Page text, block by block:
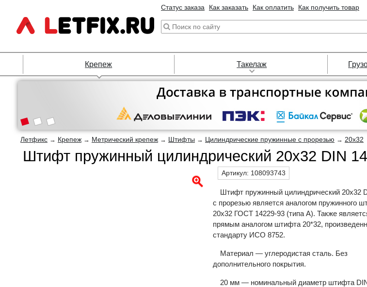
Статус заказа Как заказать Как оплатить Как получить товар
Крепеж Такелаж
Летфикс → Крепеж → Метрический крепеж → Штифты → Цилиндрические пружинные с прорезью → 20х32
Штифт пружинный цилиндрический 20х32 DIN
Артикул: 108093743
Штифт пружинный цилиндрический 20х32
с прорезью является аналогом пружинного
20х32 ГОСТ 14229-93 (типа А). Также
прямым аналогом штифта 20*32,
стандарту ИСО 8752.
Материал — углеродистая сталь. Без
дополнительного покрытия.
20 мм — номинальный диаметр штифта